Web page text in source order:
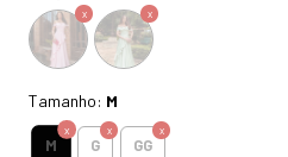
Tamanho: M
M G GG